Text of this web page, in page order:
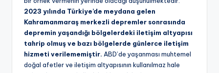
2023 yılında Türkiye’de meydana gelen
Kahramanmaraş merkezli depremler sonrasında
depremin yaşandığı bölgelerdeki iletişim altyapısı
tahrip olmuş ve bazı bölgelerde günlerce iletişim
hizmeti verilememiştir. ABD’de yaşanması muhtemel
doğal afetler ve iletişim altyapısının kullanılmaz hale